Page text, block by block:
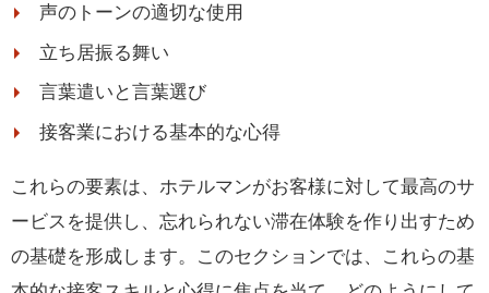
声のトーンの適切な使用
立ち居振る舞い
言葉遣いと言葉選び
接客業における基本的な心得
これらの要素は、ホテルマンがお客様に対して最高のサ
ービスを提供し、忘れられない滞在体験を作り出すため
の基礎を形成します。このセクションでは、これらの基